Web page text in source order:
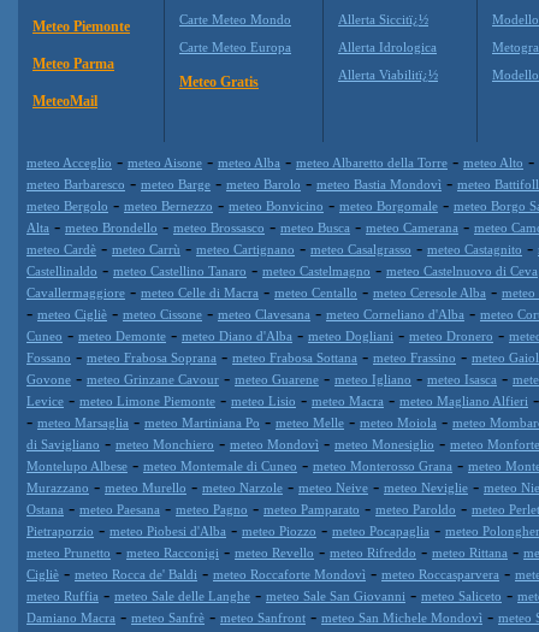
Meteo Piemonte
Meteo Parma
MeteoMail
Carte Meteo Mondo
Carte Meteo Europa
Meteo Gratis
Allerta Siccitï¿½
Allerta Idrologica
Allerta Viabilitï¿½
Modello
meteo Acceglio - meteo Aisone - meteo Alba - meteo Albaretto della Torre - meteo Alto -
meteo Barbaresco - meteo Barge - meteo Barolo - meteo Bastia Mondovì - meteo
meteo Bergolo - meteo Bernezzo - meteo Bonvicino - meteo Borgomale - meteo Borgo
Alta - meteo Brondello - meteo Brossasco - meteo Busca - meteo Camerana - meteo
meteo Cardè - meteo Carrù - meteo Cartignano - meteo Casalgrasso - meteo Castagnito -
Castellinaldo - meteo Castellino Tanaro - meteo Castelmagno - meteo Castelnuovo di Ceva
Cavallermaggiore - meteo Celle di Macra - meteo Centallo - meteo Ceresole Alba - meteo
- meteo Cigliè - meteo Cissone - meteo Clavesana - meteo Corneliano d'Alba - meteo
Cuneo - meteo Demonte - meteo Diano d'Alba - meteo Dogliani - meteo Dronero -
Fossano - meteo Frabosa Soprana - meteo Frabosa Sottana - meteo Frassino - meteo
Govone - meteo Grinzane Cavour - meteo Guarene - meteo Igliano - meteo Isasca -
Levice - meteo Limone Piemonte - meteo Lisio - meteo Macra - meteo Magliano Alfieri
- meteo Marsaglia - meteo Martiniana Po - meteo Melle - meteo Moiola - meteo
di Savigliano - meteo Monchiero - meteo Mondovì - meteo Monesiglio - meteo
Montelupo Albese - meteo Montemale di Cuneo - meteo Monterosso Grana - meteo
Murazzano - meteo Murello - meteo Narzole - meteo Neive - meteo Neviglie - meteo
Ostana - meteo Paesana - meteo Pagno - meteo Pamparato - meteo Paroldo - meteo
Pietraporzio - meteo Piobesi d'Alba - meteo Piozzo - meteo Pocapaglia - meteo
meteo Prunetto - meteo Racconigi - meteo Revello - meteo Rifreddo - meteo Rittana -
Cigliè - meteo Rocca de' Baldi - meteo Roccaforte Mondovì - meteo Roccasparvera -
meteo Ruffia - meteo Sale delle Langhe - meteo Sale San Giovanni - meteo Saliceto -
Damiano Macra - meteo Sanfrè - meteo Sanfront - meteo San Michele Mondovì - meteo